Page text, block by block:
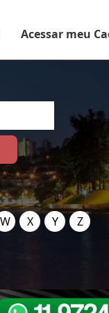
Acessar meu
W X Y Z